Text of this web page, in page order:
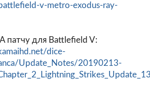
v-metro-exodus-ray-
патчу для Battlefield V:
dice-
Update_Notes/20190213-